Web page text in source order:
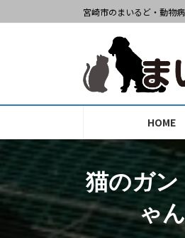
ン
ス
ッ
ビ
ン
移
宮崎市のまいるど・動物
HOME
猫のガ
ゃ